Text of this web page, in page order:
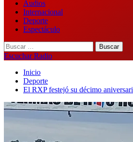
Audios
Internacional
Deporte
Espectáculo
Buscar:
Escuchar Radio
Inicio
Deporte
El RXP festejó su décimo